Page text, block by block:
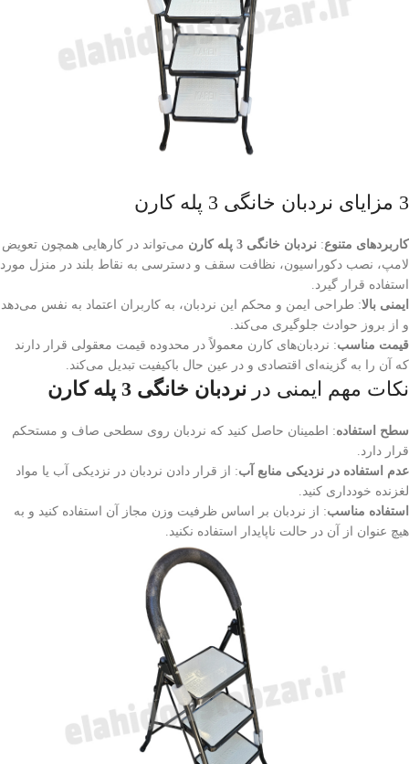
3 مزایای نردبان خانگی 3 پله کارن
کاربردهای متنوع: نردبان خانگی 3 پله کارن
می‌تواند در کارهایی همچون تعویض
لامپ، نصب دکوراسیون، نظافت سقف و دسترسی به نقاط بلند در منزل مورد
استفاده قرار گیرد.
ایمنی بالا: طراحی ایمن و محکم این نردبان، به کاربران اعتماد به نفس می‌دهد
و از بروز حوادث جلوگیری می‌کند.
قیمت مناسب: نردبان‌های کارن معمولاً در محدوده قیمت معقولی قرار دارند
که آن را به گزینه‌ای اقتصادی و در عین حال باکیفیت تبدیل می‌کند.
نکات مهم ایمنی در نردبان خانگی 3 پله کارن
سطح استفاده: اطمینان حاصل کنید که نردبان روی سطحی صاف و مستحکم
قرار دارد.
عدم استفاده در نزدیکی منابع آب: از قرار دادن نردبان در نزدیکی آب یا مواد
لغزنده خودداری کنید.
استفاده مناسب: از نردبان بر اساس ظرفیت وزن مجاز آن استفاده کنید و به
هیچ عنوان از آن در حالت ناپایدار استفاده نکنید.